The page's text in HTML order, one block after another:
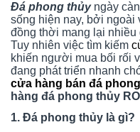
Đá phong thủy ngày
sống hiện nay, bởi ngoài
đồng thời mang lại nhiều
Tuy nhiên việc tìm kiếm
khiến người mua bối rối
đang phát triển nhanh
cửa hàng bán đá
hàng đá phong thủy
1. Đá phong thủy là gì?